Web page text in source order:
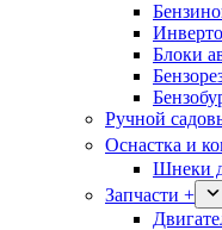
Блоки
Ручной
Оснастка и
Шнеки
Запчасти +